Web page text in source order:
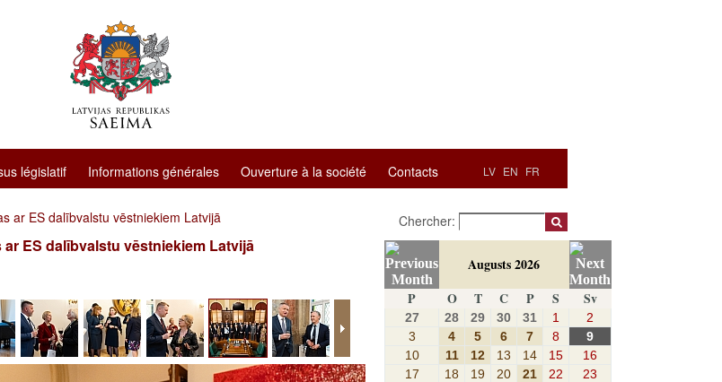
LV EN FR
législatif Informations générales Ouverture à la société Contacts
ar ES dalībvalstu vēstniekiem Latvijā
ar ES dalībvalstu vēstniekiem Latvijā
Chercher:
Augusts 2026
P
O T C P S Sv
27 28 29 30 31 1
2
3
4 5 6 7 8
9
10
11 12 13 14 15
16
17
18 19 20 21 22
23